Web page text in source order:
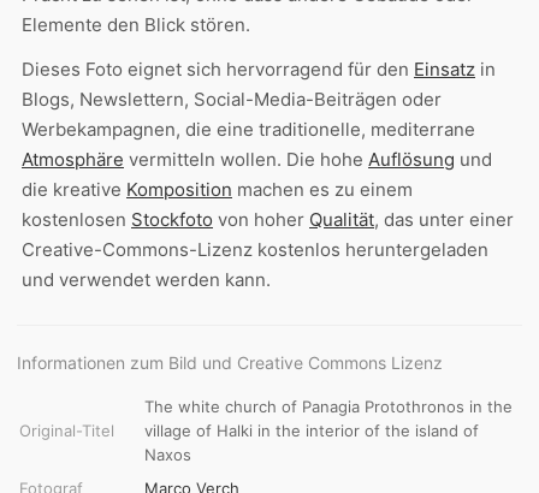
Elemente den Blick stören.
Dieses Foto eignet sich hervorragend für den Einsatz in
Blogs, Newslettern, Social-Media-Beiträgen oder
Werbekampagnen, die eine traditionelle, mediterrane
Atmosphäre vermitteln wollen. Die hohe Auflösung und
die kreative Komposition machen es zu einem
kostenlosen Stockfoto von hoher Qualität, das unter einer
Creative-Commons-Lizenz kostenlos heruntergeladen
und verwendet werden kann.
Informationen zum Bild und Creative Commons Lizenz
Original-Titel
The white church of Panagia Protothronos in the
village of Halki in the interior of the island of
Naxos
Fotograf
Marco Verch